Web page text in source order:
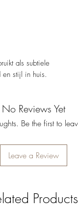
als subtiele
stijl in huis.
No Reviews Yet
Be the first to
Leave a Review
Products